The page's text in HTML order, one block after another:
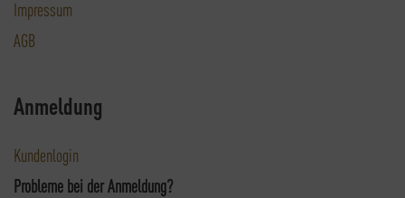
Impressum
AGB
Anmeldung
Kundenlogin
Probleme bei der Anmeldung?